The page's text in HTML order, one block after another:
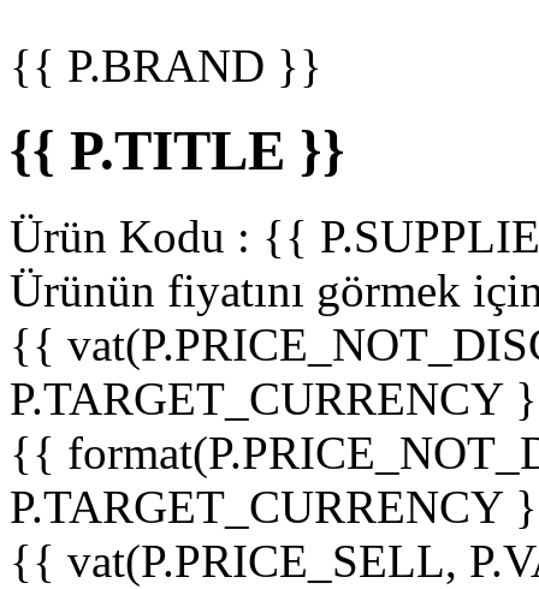
{{ P.BRAND }}
{{ P.TITLE }}
Ürün Kodu : {{
Ürünün fiyatını görmek
{{
P.TARGET_CURRENCY
{{
P.TARGET_CURRENCY
{{ vat(P.PRICE_SELL,